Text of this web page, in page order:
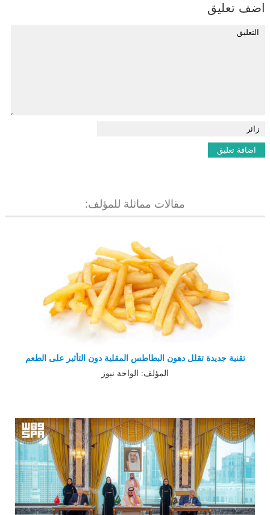
اضف تعليق
مقالات مماثلة للمؤلف:
تقنية جديدة تقلل دهون البطاطس المقلية دون التأثير على الطعم
المؤلف: الواحة نيوز